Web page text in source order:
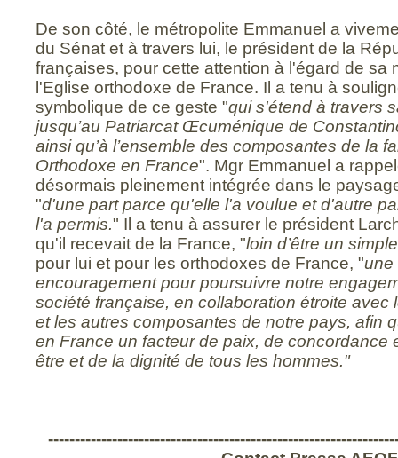
De son côté, le métropolite Emmanuel a
du Sénat et à travers lui, le président de la
françaises, pour cette attention à l'égard de sa
l'Eglise orthodoxe de France. Il a tenu à
symbolique de ce geste "qui s'étend à travers
jusqu’au Patriarcat Œcuménique de
ainsi qu’à l’ensemble des composantes de la
Orthodoxe en France". Mgr Emmanuel a
désormais pleinement intégrée dans le
"d'une part parce qu'elle l'a voulue et d'autre
l'a permis." Il a tenu à assurer le président
qu'il recevait de la France, "loin d’être un
pour lui et pour les orthodoxes de France, "une
encouragement pour poursuivre notre
société française, en collaboration étroite avec
et les autres composantes de notre pays, afin
en France un facteur de paix, de concordance
être et de la dignité de tous les hommes."